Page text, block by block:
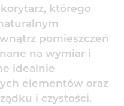
którego
pomieszczeń
na wymiar i
idealnie
elementów oraz
i czystości.